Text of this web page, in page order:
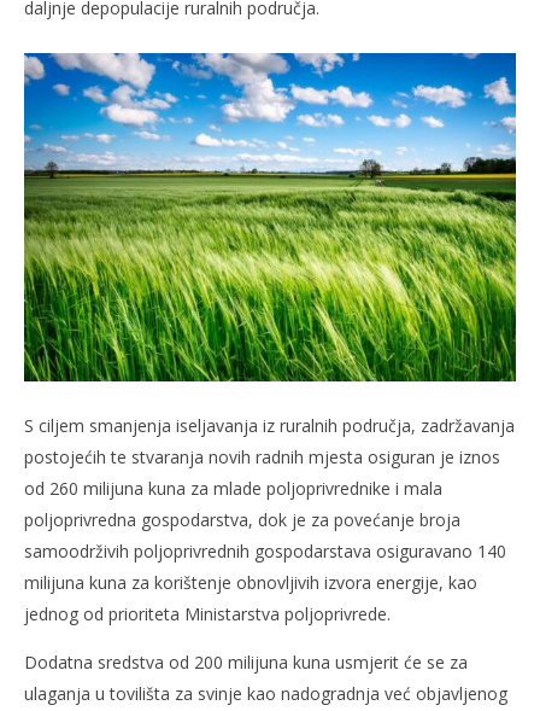
TRENUTNO OTVORENO
Plan objave natječaja iz Programa ruralnog
razvoja do kraja 2021. godine
22.09.2021.
slatina.net
daljnje depopulacije ruralnih područja.
S ciljem smanjenja iseljavanja iz ruralnih područja, zadržavanja
postojećih te stvaranja novih radnih mjesta osiguran je iznos
od 260 milijuna kuna za mlade poljoprivrednike i mala
poljoprivredna gospodarstva, dok je za povećanje broja
samoodrživih poljoprivrednih gospodarstava osiguravano 140
milijuna kuna za korištenje obnovljivih izvora energije, kao
jednog od prioriteta Ministarstva poljoprivrede.
Dodatna sredstva od 200 milijuna kuna usmjerit će se za
ulaganja u tovilišta za svinje kao nadogradnja već objavljenog